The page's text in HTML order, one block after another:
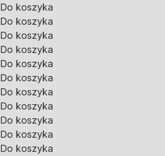
Do koszyka
Do koszyka
Do koszyka
Do koszyka
Do koszyka
Do koszyka
Do koszyka
Do koszyka
Do koszyka
Do koszyka
Do koszyka